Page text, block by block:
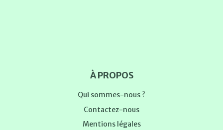
À PROPOS
Qui sommes-nous ?
Contactez-nous
Mentions légales